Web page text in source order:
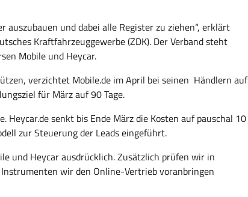
und dabei alle Register zu ziehen“, erklärt
Kraftfahrzeuggewerbe (ZDK). Der Verband steht
Mobile und Heycar.
verzichtet Mobile.de im April bei seinen Händlern auf
für März auf 90 Tage.
senkt bis Ende März die Kosten auf pauschal 10
zur Steuerung der Leads eingeführt.
und Heycar ausdrücklich. Zusätzlich prüfen wir in
wir den Online-Vertrieb voranbringen